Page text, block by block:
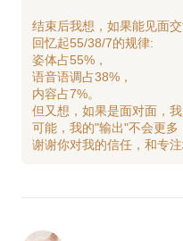
结束后我想，如果能见面交
回忆起55/38/7的规律:
姿体占55%，
语音语调占38%，
内容占7%。
但又想，如果是面对面，
可能，我的"输出"不会更多